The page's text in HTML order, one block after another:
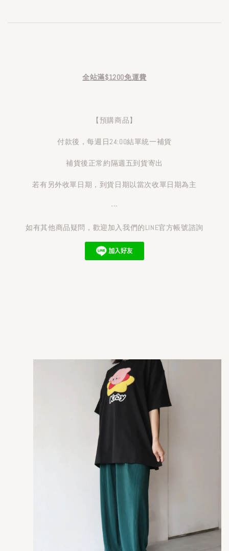
全站滿$1200免運費
【預購商品】
付款後，每週日24:00結單統一補貨
補貨後正常約隔週五到貨寄出
若有另外收單日期，到貨日期以當次收單日期為主
---
如有其他商品疑問，歡迎加入我們的LINE官方帳號諮詢